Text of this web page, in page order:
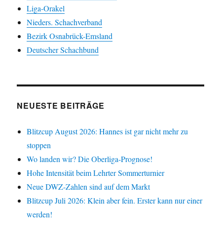
Liga-Orakel
Nieders. Schachverband
Bezirk Osnabrück-Emsland
Deutscher Schachbund
NEUESTE BEITRÄGE
Blitzcup August 2026: Hannes ist gar nicht mehr zu
stoppen
Wo landen wir? Die Oberliga-Prognose!
Hohe Intensität beim Lehrter Sommerturnier
Neue DWZ-Zahlen sind auf dem Markt
Blitzcup Juli 2026: Klein aber fein. Erster kann nur einer
werden!